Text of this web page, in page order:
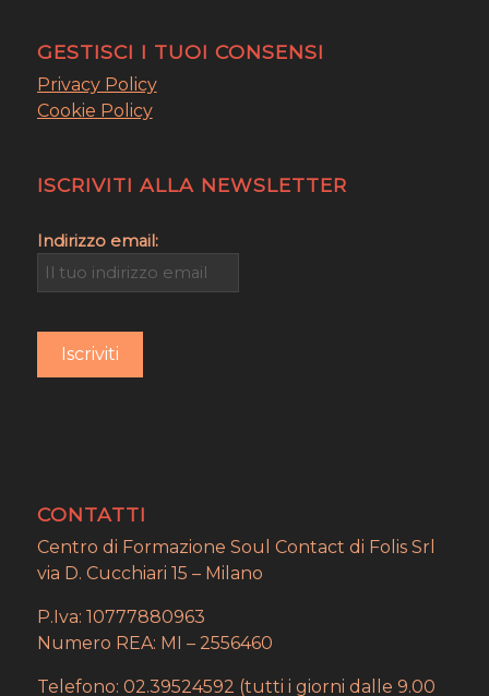
GESTISCI I TUOI CONSENSI
Privacy Policy
Cookie Policy
ISCRIVITI ALLA NEWSLETTER
Indirizzo email:
CONTATTI
Centro di Formazione Soul Contact di Folis Srl
via D. Cucchiari 15 – Milano
P.Iva: 10777880963
Numero REA: MI – 2556460
Telefono: 02.39524592 (tutti i giorni dalle 9.00